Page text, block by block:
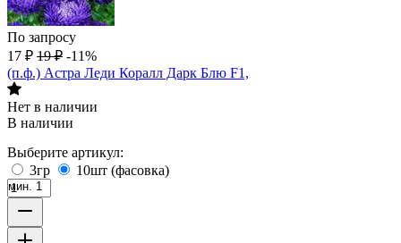
По запросу
17 ₽ 19 ₽ -11%
(п.ф.) Астра Леди Коралл Дарк Блю F1,
Нет в наличии
В наличии
Выберите артикул:
3гр
10шт (фасовка)
мин. 1